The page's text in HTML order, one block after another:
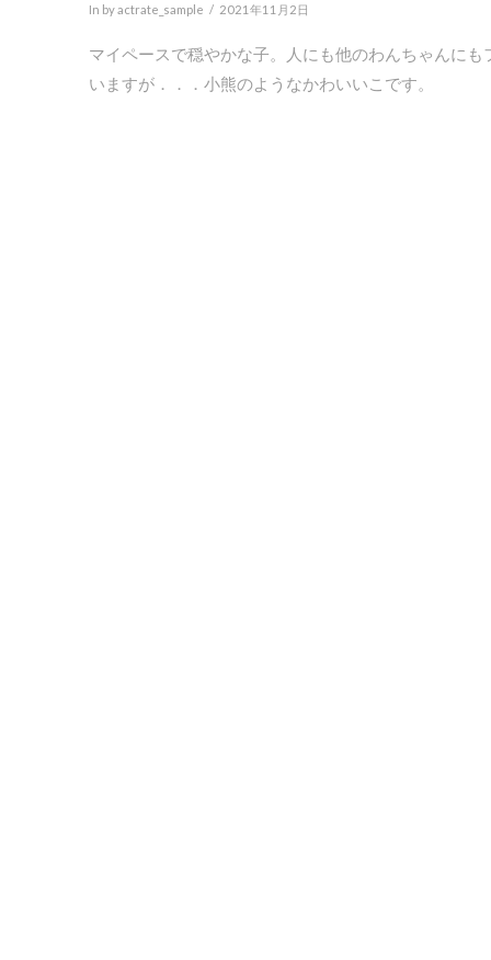
In by actrate_sample 2021年11月2日
マイペースで穏やかな子。人にも他のわんちゃんに
いますが．．．小熊のようなかわいいこです。